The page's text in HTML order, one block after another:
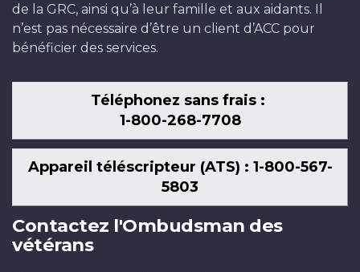
de la GRC, ainsi qu’à leur famille et aux aidants. Il
n’est pas nécessaire d’être un client d’ACC pour
bénéficier des services.
Téléphonez sans frais :
1-800-268-7708
Appareil téléscripteur (ATS) : 1-800-567-
5803
Contactez l'Ombudsman des
vétérans